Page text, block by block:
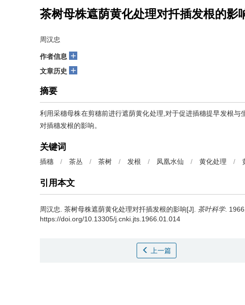
茶树母株遮荫黄化处理对扦插发根的影
周汉忠
作者信息 +
文章历史 +
摘要
利用采穗母株在剪穗前进行遮荫黄化处理,对于促进插穗提早发根
对插穗发根的影响。
关键词
插穗 / 茶丛 / 茶树 / 发根 / 凤凰水仙 / 黄化处理 /
引用本文
周汉忠. 茶树母株遮荫黄化处理对扦插发根的影响[J]. 茶叶科学.
https://doi.org/10.13305/j.cnki.jts.1966.01.014
上一篇